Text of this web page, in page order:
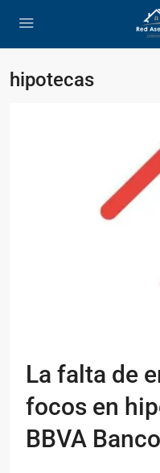
hipotecas
La falta de
focos en
BBVA